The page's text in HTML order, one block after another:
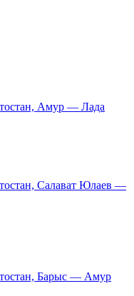
Амур — Лада
Салават Юлаев —
Барыс — Амур